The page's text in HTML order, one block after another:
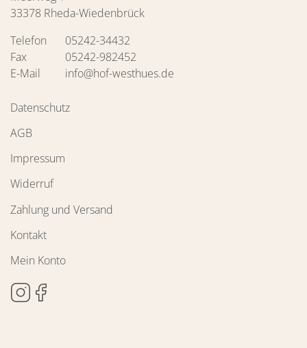
33378 Rheda-Wiedenbrück
Telefon
05242-34432
Fax
05242-982452
E-Mail
info@hof-westhues.de
Datenschutz
AGB
Impressum
Widerruf
Zahlung und Versand
Kontakt
Mein Konto